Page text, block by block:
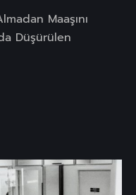
Maaşını
Düşürülen